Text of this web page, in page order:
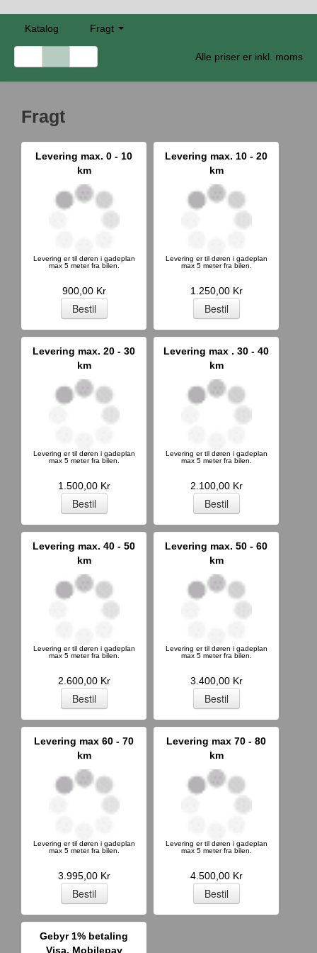
Katalog Fragt
Alle priser er inkl. moms
Fragt
Levering max. 0 - 10
km
Levering er til døren i gadeplan
max 5 meter fra bilen.
900,00 Kr
Levering max. 10 - 20
km
Levering er til døren i gadeplan
max 5 meter fra bilen.
1.250,00 Kr
Levering max. 20 - 30
km
Levering er til døren i gadeplan
max 5 meter fra bilen.
1.500,00 Kr
Levering max . 30 - 40
km
Levering er til døren i gadeplan
max 5 meter fra bilen.
2.100,00 Kr
Levering max. 40 - 50
km
Levering er til døren i gadeplan
max 5 meter fra bilen.
2.600,00 Kr
Levering max. 50 - 60
km
Levering er til døren i gadeplan
max 5 meter fra bilen.
3.400,00 Kr
Levering max 60 - 70
km
Levering er til døren i gadeplan
max 5 meter fra bilen.
3.995,00 Kr
Levering max 70 - 80
km
Levering er til døren i gadeplan
max 5 meter fra bilen.
4.500,00 Kr
Gebyr 1% betaling
Visa, Mobilepay